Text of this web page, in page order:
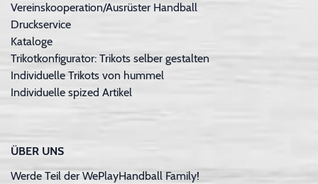
Vereinskooperation/Ausrüster Handball
Druckservice
Kataloge
Trikotkonfigurator: Trikots selber gestalten
Individuelle Trikots von hummel
Individuelle spized Artikel
ÜBER UNS
Werde Teil der WePlayHandball Family!